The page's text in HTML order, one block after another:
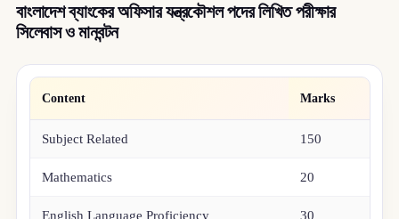
বাংলাদেশ ব্যাংকের অফিসার যন্ত্রকৌশল পদের লিখিত পরীক্ষার
সিলেবাস ও মানবন্টন
Content Marks
Subject Related 150
Mathematics 20
English Language Proficiency 30